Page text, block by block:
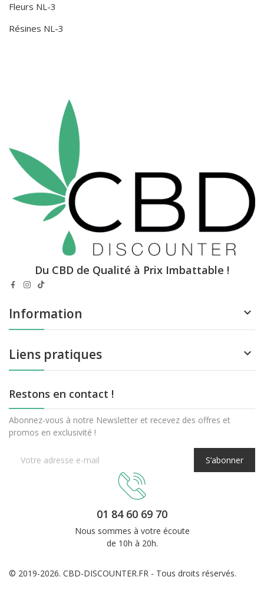
Fleurs NL-3
Résines NL-3
Du CBD de Qualité à Prix Imbattable !
Information 
Liens pratiques 
Restons en contact !
Abonnez-vous à notre Newsletter et recevez des offres et
promos en exclusivité !
S’abonner
01 84 60 69 70
Nous sommes à votre écoute
de 10h à 20h.
© 2019-2026. CBD-DISCOUNTER.FR - Tous droits réservés.